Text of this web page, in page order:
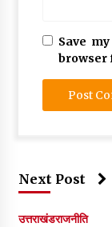
Save
browser
Next Post
उत्तराखंडराजनीति